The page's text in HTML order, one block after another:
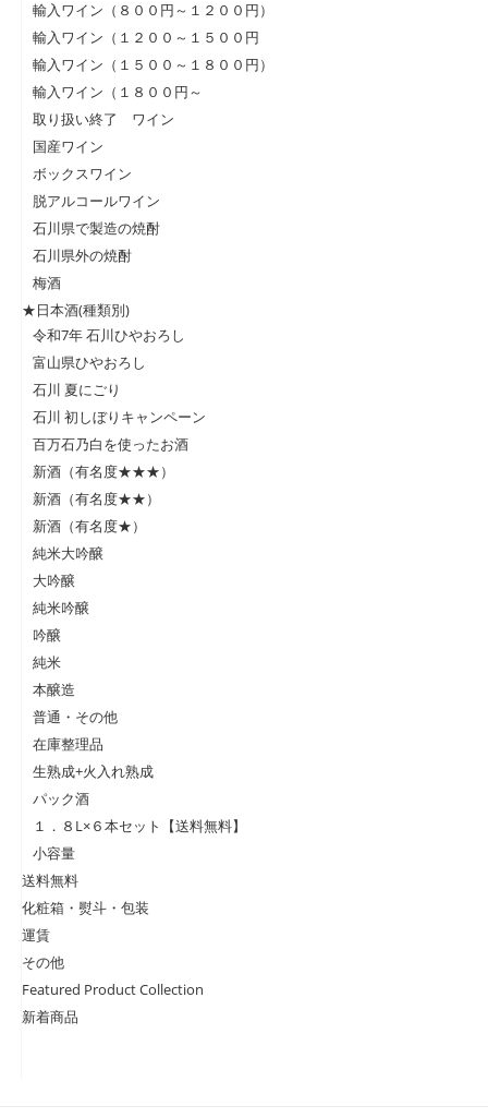
輸入ワイン（８００円～１２００円）
輸入ワイン（１２００～１５００円
輸入ワイン（１５００～１８００円）
輸入ワイン（１８００円～
取り扱い終了 ワイン
国産ワイン
ボックスワイン
脱アルコールワイン
石川県で製造の焼酎
石川県外の焼酎
梅酒
★日本酒(種類別)
令和7年 石川ひやおろし
富山県ひやおろし
石川 夏にごり
石川 初しぼりキャンペーン
百万石乃白を使ったお酒
新酒（有名度★★★）
新酒（有名度★★）
新酒（有名度★）
純米大吟醸
大吟醸
純米吟醸
吟醸
純米
本醸造
普通・その他
在庫整理品
生熟成+火入れ熟成
パック酒
１．８L×６本セット【送料無料】
小容量
送料無料
化粧箱・熨斗・包装
運賃
その他
Featured Product Collection
新着商品